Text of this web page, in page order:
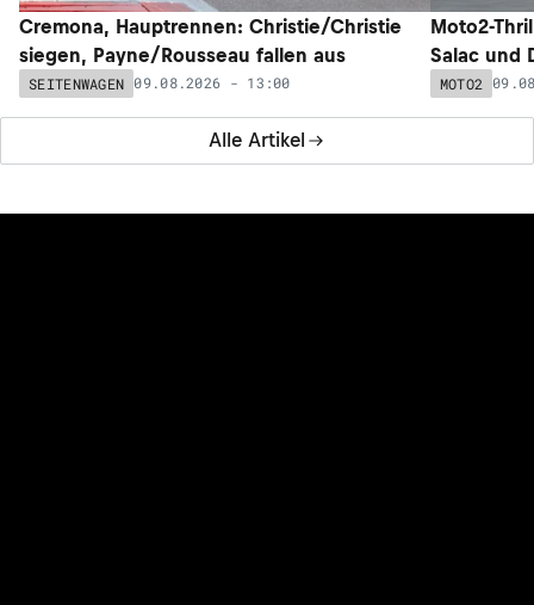
Alle Artikel
Cremona, Hauptrennen: Christie/Christie
siegen, Payne/Rousseau fallen aus
SEITENWAGEN 09.08.2026 - 13:00
Moto2-
Salac und
MOTO2